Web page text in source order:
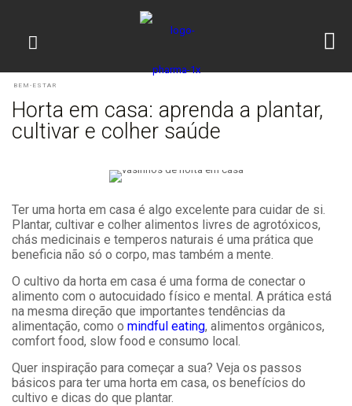
BEM-ESTAR
Horta em casa: aprenda a plantar,
cultivar e colher saúde
Ter uma horta em casa é algo excelente para cuidar de si.
Plantar, cultivar e colher alimentos livres de agrotóxicos,
chás medicinais e temperos naturais é uma prática que
beneficia não só o corpo, mas também a mente.
O cultivo da horta em casa é uma forma de conectar o
alimento com o autocuidado físico e mental. A prática está
na mesma direção que importantes tendências da
alimentação, como o mindful eating, alimentos orgânicos,
comfort food, slow food e consumo local.
Quer inspiração para começar a sua? Veja os passos
básicos para ter uma horta em casa, os benefícios do
cultivo e dicas do que plantar.